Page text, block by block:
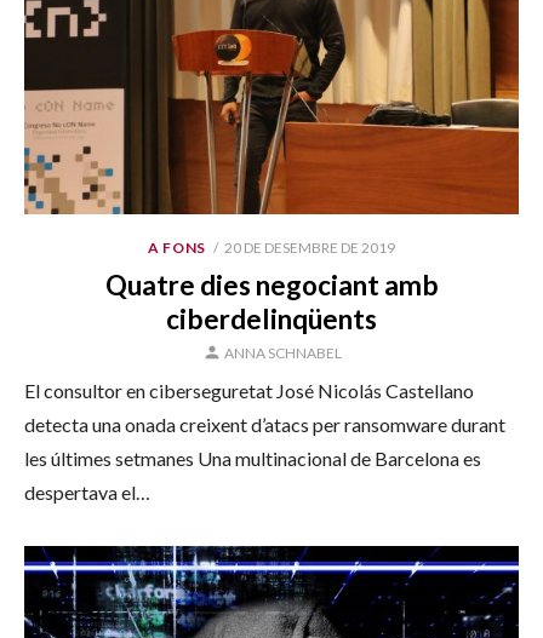
A FONS
PUBLICAT
20 DE DESEMBRE DE 2019
Quatre dies negociant amb
ciberdelinqüents
AUTOR
ANNA SCHNABEL
El consultor en ciberseguretat José Nicolás Castellano
detecta una onada creixent d’atacs per ransomware durant
les últimes setmanes Una multinacional de Barcelona es
despertava el…